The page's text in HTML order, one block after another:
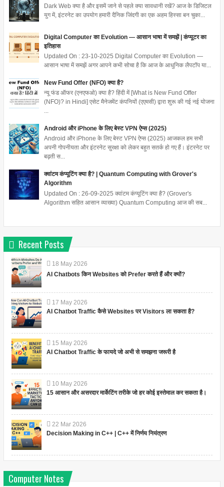
Dark Web क्या है और इसमें जाने से पहले क्या सावधानी रखें? आज के डिजिटल
युग में, इंटरनेट का उपयोग हमारी दैनिक जिंदगी का एक अहम हिस्सा बन चुका...
Digital Computer का Evolution — आसान भाषा में समझें | कंप्यूटर का
इतिहास
Updated On : 23-10-2025 Digital Computer का Evolution —
आसान भाषा में समझें अगर आपने कभी सोचा है कि आज के आधुनिक लैपटॉप या...
New Fund Offer (NFO) क्या है?
न्यू फंड ऑफर (एनएफओ) क्या है? हिंदी में [What is New Fund Offer
(NFO)? in Hindi] एसेट मैनेजमेंट कंपनियों (एएमसी) द्वारा शुरू की गई नई योजना
...
Android और iPhone के लिए बेस्ट VPN ऐप्स (2025)
Android और iPhone के लिए बेस्ट VPN ऐप्स (2025) आजकल हम सभी
अपनी गोपनीयता और इंटरनेट सुरक्षा को लेकर बहुत सतर्क हो गए हैं। इंटरनेट पर
बढ़ती स...
क्वांटम कंप्यूटिंग क्या है? | Quantum Computing with Grover's
Algorithm
Updated On : 26-09-2025 क्वांटम कंप्यूटिंग क्या है? (Grover's
Algorithm सहित आसान व्याख्या) Quantum Computing आज की सब...
Recent Posts
18 May 2026
AI Chatbots किन Websites को Prefer करते हैं और क्यों?
17 May 2026
AI Chatbot Traffic कैसे Websites पर Visitors ला सकता है?
15 May 2026
AI Chatbot Traffic के फायदे जो अभी से समझना जरूरी है
10 May 2026
15 आसान और असरदार मार्केटिंग तरीके जो हर कोई इस्तेमाल कर सकता है।
22 Mar 2026
Decision Making in C++ | C++ में निर्णय नियंत्रण
Computer Notes